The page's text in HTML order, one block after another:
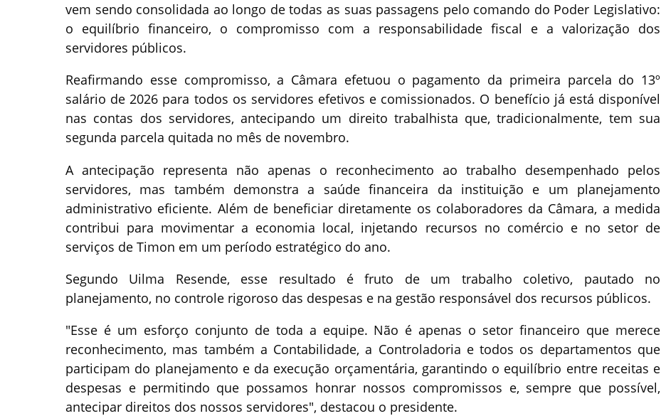
vem sendo consolidada ao longo de todas as suas passagens pelo comando do Poder Legislativo:
o equilíbrio financeiro, o compromisso com a responsabilidade fiscal e a valorização dos
servidores públicos.
Reafirmando esse compromisso, a Câmara efetuou o pagamento da primeira parcela do 13º
salário de 2026 para todos os servidores efetivos e comissionados. O benefício já está disponível
nas contas dos servidores, antecipando um direito trabalhista que, tradicionalmente, tem sua
segunda parcela quitada no mês de novembro.
A antecipação representa não apenas o reconhecimento ao trabalho desempenhado pelos
servidores, mas também demonstra a saúde financeira da instituição e um planejamento
administrativo eficiente. Além de beneficiar diretamente os colaboradores da Câmara, a medida
contribui para movimentar a economia local, injetando recursos no comércio e no setor de
serviços de Timon em um período estratégico do ano.
Segundo Uilma Resende, esse resultado é fruto de um trabalho coletivo, pautado no
planejamento, no controle rigoroso das despesas e na gestão responsável dos recursos públicos.
"Esse é um esforço conjunto de toda a equipe. Não é apenas o setor financeiro que merece
reconhecimento, mas também a Contabilidade, a Controladoria e todos os departamentos que
participam do planejamento e da execução orçamentária, garantindo o equilíbrio entre receitas e
despesas e permitindo que possamos honrar nossos compromissos e, sempre que possível,
antecipar direitos dos nossos servidores", destacou o presidente.